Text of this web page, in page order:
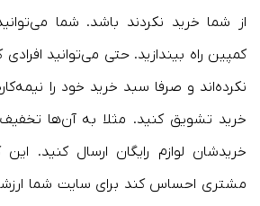
از شما خرید نکردند باشد. شما
کمپین راه بیندازید. حتی می‌توانید
نکرده‌اند و صرفا سبد خرید خود را
خرید تشویق کنید. مثلا به آن‌ها تخفیف
خریدشان لوازم رایگان ارسال کنید.
مشتری احساس کند برای سایت شما